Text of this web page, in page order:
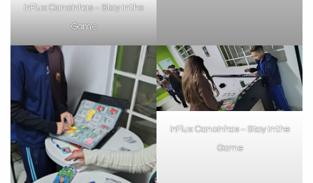
inFlux Canoinhas – Stay in the
Game
inFlux Canoinhas – Stay in the
Game
Você é aluno inFlux?
Sim Não